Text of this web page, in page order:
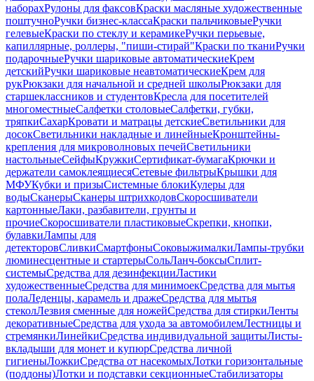
наборахРулоны для факсовКраски масляные художественные
поштучноРучки бизнес-классаКраски пальчиковыеРучки
гелевыеКраски по стеклу и керамикеРучки перьевые,
капиллярные, роллеры, "пиши-стирай"Краски по тканиРучки
подарочныеРучки шариковые автоматическиеКрем
детскийРучки шариковые неавтоматическиеКрем для
рукРюкзаки для начальной и средней школыРюкзаки для
старшеклассников и студентовКресла для посетителей
многоместныеСалфетки столовыеСалфетки, губки,
тряпкиСахарКровати и матрацы детскиеСветильники для
досокСветильники накладные и линейныеКронштейны-
крепления для микроволновых печейСветильники
настольныеСейфыКружкиСертификат-бумагаКрючки и
держатели самоклеящиесяСетевые фильтрыКрышки для
МФУКубки и призыСистемные блокиКулеры для
водыСканерыСканеры штрихкодовСкоросшиватели
картонныеЛаки, разбавители, грунты и
прочиеСкоросшиватели пластиковыеСкрепки, кнопки,
булавкиЛампы для
детекторовСливкиСмартфоныСоковыжималкиЛампы-трубки
люминесцентные и стартерыСольЛанч-боксыСплит-
системыСредства для дезинфекцииЛастики
художественныеСредства для минимоекСредства для мытья
полаЛеденцы, карамель и дражеСредства для мытья
стеколЛезвия сменные для ножейСредства для стиркиЛенты
декоративныеСредства для ухода за автомобилемЛестницы и
стремянкиЛинейкиСредства индивидуальной защитыЛисты-
вкладыши для монет и купюрСредства личной
гигиеныЛожкиСредства от насекомыхЛотки горизонтальные
(поддоны)Лотки и подставки секционныеСтабилизаторы